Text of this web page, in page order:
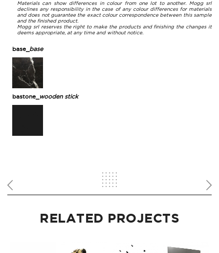
Materials can show differences in colour from one lot to another. Mogg srl
declines any responsibility in the case of any colour differences for materials
and does not guarantee the exact colour correspondence between this sample
and the finished product.
Mogg srl reserves the right to make the products and finishing the changes it
deems appropriate, at any time and without notice.
base_ base
MARMO NERO
MARQUINIA_MARQUINIA
BLACK MARBLE
bastone_ wooden stick
RELATED PROJECTS